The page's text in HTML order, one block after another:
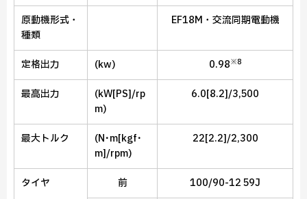
原動機形式・
種類
EF18M・交流同期電動機
定格出力 (kw) 0.98※8
最高出力
(kW[PS]/rp
m)
6.0[8.2]/3,500
最大トルク
(N･m[kgf･
m]/rpm)
22[2.2]/2,300
タイヤ 前 100/90-12 59J